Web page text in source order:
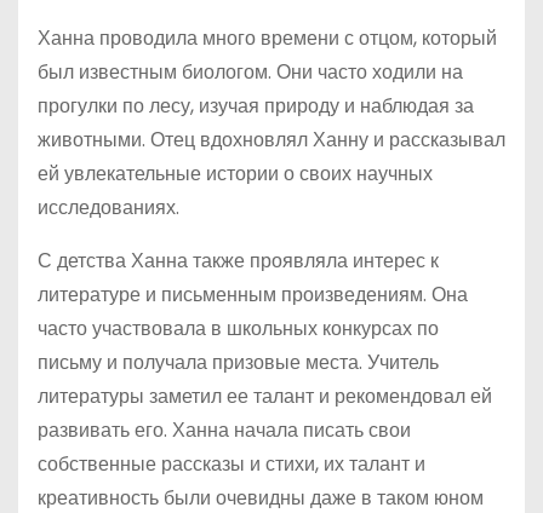
Ханна проводила много времени с отцом, который
был известным биологом. Они часто ходили на
прогулки по лесу, изучая природу и наблюдая за
животными. Отец вдохновлял Ханну и рассказывал
ей увлекательные истории о своих научных
исследованиях.
С детства Ханна также проявляла интерес к
литературе и письменным произведениям. Она
часто участвовала в школьных конкурсах по
письму и получала призовые места. Учитель
литературы заметил ее талант и рекомендовал ей
развивать его. Ханна начала писать свои
собственные рассказы и стихи, их талант и
креативность были очевидны даже в таком юном